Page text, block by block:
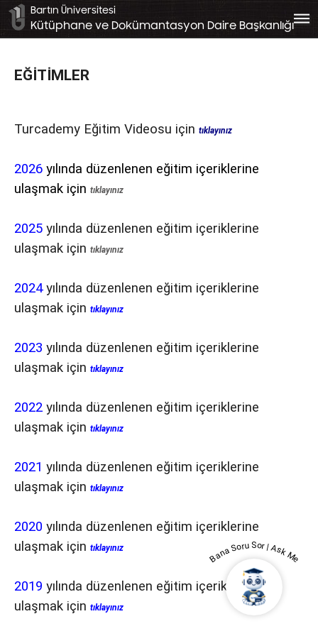
bars
Bartın Üniversitesi
Kütüphane ve Dokümantasyon Daire Başkanlığı
EĞİTİMLER
Turcademy Eğitim Videosu için tıklayınız
2026 yılında düzenlenen eğitim içeriklerine
ulaşmak için tıklayınız
2025 yılında düzenlenen eğitim içeriklerine
ulaşmak için tıklayınız
2024yılında düzenlenen eğitim içeriklerine
ulaşmak için tıklayınız
2023 yılında düzenlenen eğitim içeriklerine
ulaşmak için tıklayınız
2022 yılında düzenlenen eğitim içeriklerine
ulaşmak için tıklayınız
2021 yılında düzenlenen eğitim içeriklerine
ulaşmak için tıklayınız
2020 yılında düzenlenen eğitim içeriklerine
ulaşmak için tıklayınız
2019 yılında düzenlenen eğitim içeriklerine
ulaşmak için tıklayınız
Bana Soru Sor | Ask Me